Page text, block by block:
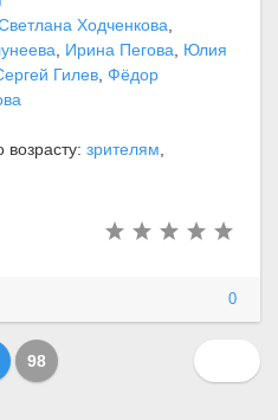
Ходченкова
Ирина Пегова
Юлия
Гилев Фёдор
зрителям
0
98